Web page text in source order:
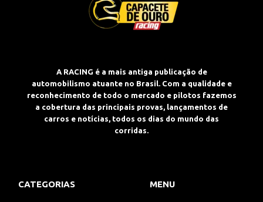
A RACING é a mais antiga publicação de
automobilismo atuante no Brasil. Com a qualidade e
reconhecimento de todo o mercado e pilotos fazemos
a cobertura das principais provas, lançamentos de
carros e notícias, todos os dias do mundo das
corridas.
CATEGORIAS MENU